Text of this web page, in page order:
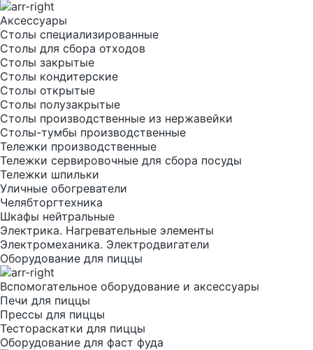
Аксессуары
Столы специализированные
Столы для сбора отходов
Столы закрытые
Столы кондитерские
Столы открытые
Столы полузакрытые
Столы производственные из нержавейки
Столы-тумбы производственные
Тележки производственные
Тележки сервировочные для сбора посуды
Тележки шпильки
Уличные обогреватели
Челябторгтехника
Шкафы нейтральные
Электрика. Нагревательные элементы
Электромеханика. Электродвигатели
Оборудование для пиццы
Вспомогательное оборудование и аксессуары
Печи для пиццы
Прессы для пиццы
Тестораскатки для пиццы
Оборудование для фаст фуда